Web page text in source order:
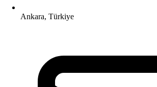
Ankara, Türkiye